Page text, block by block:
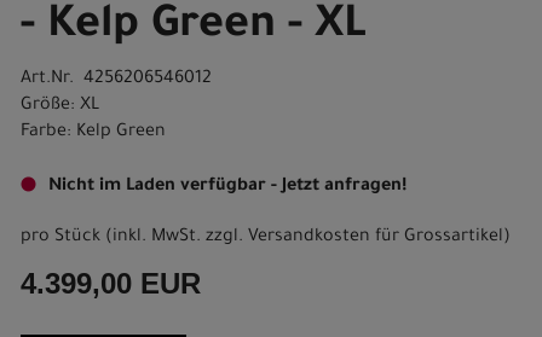
- Kelp Green - XL
Art.Nr. 4256206546012
Größe: XL
Farbe: Kelp Green
Nicht im Laden verfügbar - Jetzt anfragen!
pro Stück (inkl. MwSt. zzgl. Versandkosten für Grossartikel)
4.399,00 EUR